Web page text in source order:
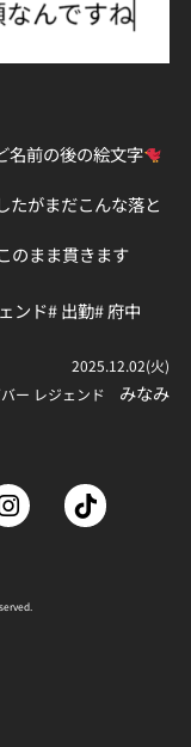
名前の後の絵文字
がまだこんな落と
のまま貫きます
ンド# 出勤# 府中
2025.12.02(火)
ー レジェンド
みなみ